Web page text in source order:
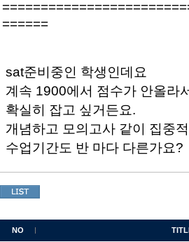
======
sat준비중인 학생인데요
계속 1900에서 점수가 안올라
확실히 잡고 싶거든요.
개념하고 모의고사 같이 집중
수업기간도 반 마다 다른가요?
NO